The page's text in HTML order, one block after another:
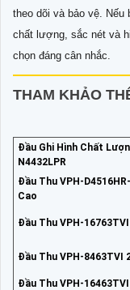
theo dõi và bảo vệ. Nếu
chất lượng, sắc nét và
chọn đáng cân nhắc.
THAM KHẢO
Đầu Ghi Hình Chất
N4432LPR
Đầu Thu VPH-
Cao
Đầu Thu VPH-
Đầu Thu VPH-8463TVI
Đầu Thu VPH-